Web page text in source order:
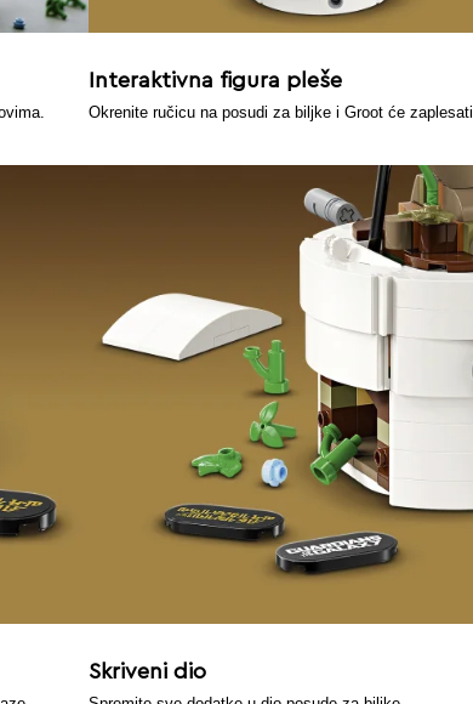
Interaktivna figura pleše
Okrenite ručicu na posudi za biljke i Groot će zaplesati.
Skriveni dio